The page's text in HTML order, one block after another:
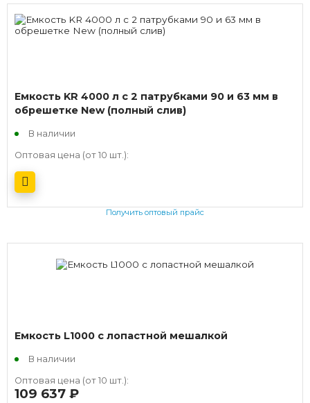
Емкость KR 4000 л с 2 патрубками 90 и 63 мм в
обрешетке New (полный слив)
В наличии
Оптовая цена (от 10 шт.):
Получить оптовый прайс
Емкость L1000 с лопастной мешалкой
В наличии
Оптовая цена (от 10 шт.):
109 637